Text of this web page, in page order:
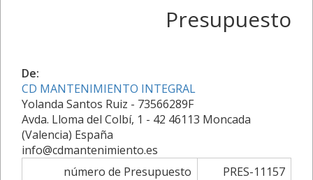
Presupuesto
De:
CD MANTENIMIENTO INTEGRAL
Yolanda Santos Ruiz - 73566289F
Avda. Lloma del Colbí, 1 - 42 46113 Moncada
(Valencia) España
info@cdmantenimiento.es
número de Presupuesto
PRES-11157